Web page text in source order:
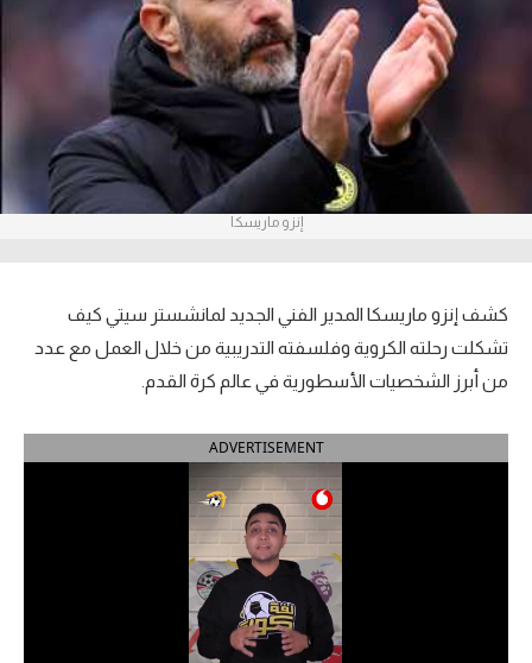
آراء حرة
ركن الألعاب
بطولات
الدوري الإنجليزي الممتاز
الدوري الإسباني
الدوري السعودي للمحترفين
إنزو ماريسكا
كشف إنزو ماريسكا المدير الفني الجديد لمانشستر سيتي كيف
تشكلت رحلته الكروية وفلسفته التدريبية من خلال العمل مع عدد
من أبرز الشخصيات الأسطورية في عالم كرة القدم.
ADVERTISEMENT